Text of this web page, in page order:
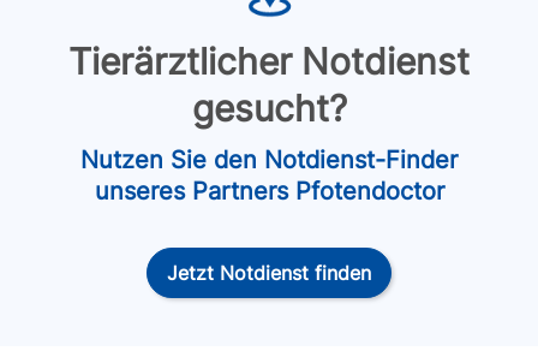
Tierärztlicher Notdienst
gesucht?
Nutzen Sie den Notdienst-Finder
unseres Partners Pfotendoctor
Jetzt Notdienst finden